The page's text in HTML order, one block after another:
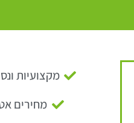
מקצועיות
מחירים